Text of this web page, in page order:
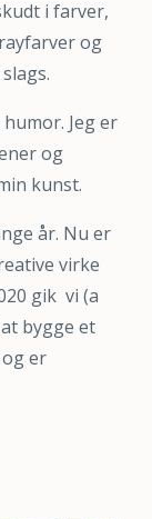
i farver,
og
Jeg er
og
kunst.
år. Nu er
virke
gik vi (a
bygge et
er